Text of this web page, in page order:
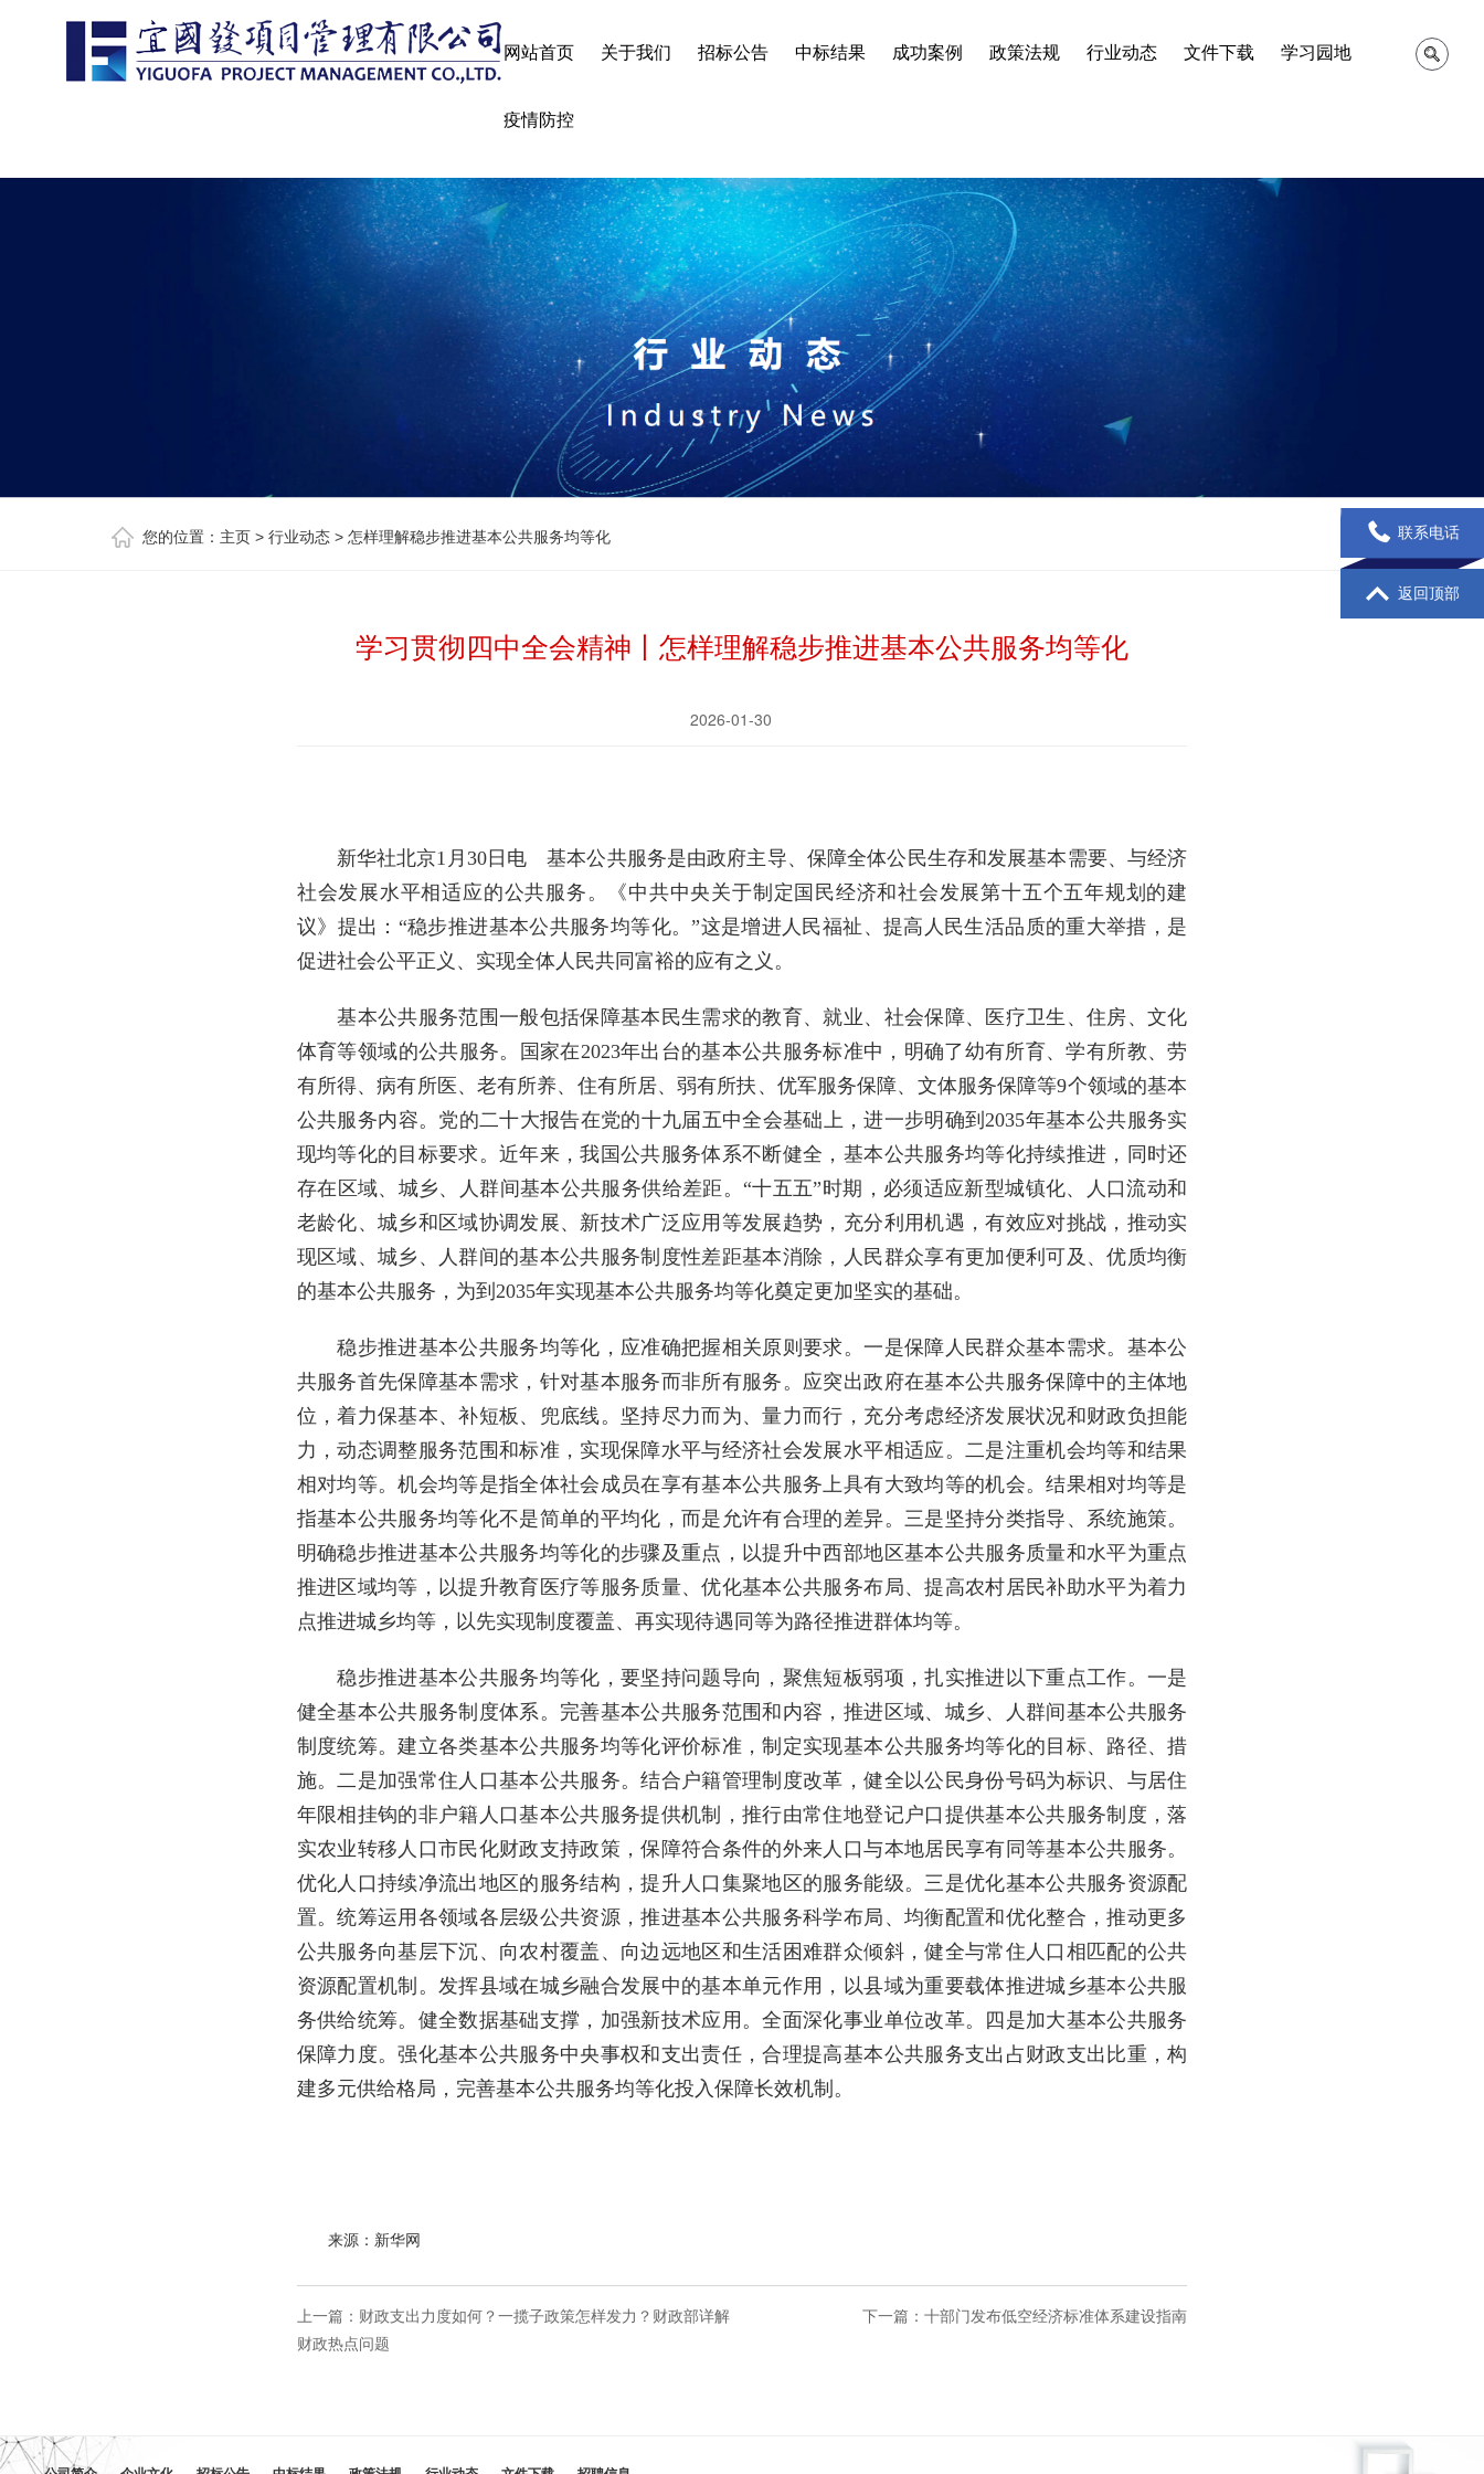
网站首页 关于我们 招标公告 中标结果 成功案例 政策法规 行业动态 文件下载 学习园地
疫情防控
您的位置： 主页> 行业动态> 怎样理解稳步推进基本公共服务均等化
学习贯彻四中全会精神丨怎样理解稳步推进基本公共服务均等化
2026-01-30
新华社北京1月30日电 基本公共服务是由政府主导、保障全体公民生存和发展基本需要、与经济
社会发展水平相适应的公共服务。《中共中央关于制定国民经济和社会发展第十五个五年规划的建
议》提出：“稳步推进基本公共服务均等化。”这是增进人民福祉、提高人民生活品质的重大举措，是
促进社会公平正义、实现全体人民共同富裕的应有之义。
基本公共服务范围一般包括保障基本民生需求的教育、就业、社会保障、医疗卫生、住房、文化
体育等领域的公共服务。国家在2023年出台的基本公共服务标准中，明确了幼有所育、学有所教、劳
有所得、病有所医、老有所养、住有所居、弱有所扶、优军服务保障、文体服务保障等9个领域的基本
公共服务内容。党的二十大报告在党的十九届五中全会基础上，进一步明确到2035年基本公共服务实
现均等化的目标要求。近年来，我国公共服务体系不断健全，基本公共服务均等化持续推进，同时还
存在区域、城乡、人群间基本公共服务供给差距。“十五五”时期，必须适应新型城镇化、人口流动和
老龄化、城乡和区域协调发展、新技术广泛应用等发展趋势，充分利用机遇，有效应对挑战，推动实
现区域、城乡、人群间的基本公共服务制度性差距基本消除，人民群众享有更加便利可及、优质均衡
的基本公共服务，为到2035年实现基本公共服务均等化奠定更加坚实的基础。
稳步推进基本公共服务均等化，应准确把握相关原则要求。一是保障人民群众基本需求。基本公
共服务首先保障基本需求，针对基本服务而非所有服务。应突出政府在基本公共服务保障中的主体地
位，着力保基本、补短板、兜底线。坚持尽力而为、量力而行，充分考虑经济发展状况和财政负担能
力，动态调整服务范围和标准，实现保障水平与经济社会发展水平相适应。二是注重机会均等和结果
相对均等。机会均等是指全体社会成员在享有基本公共服务上具有大致均等的机会。结果相对均等是
指基本公共服务均等化不是简单的平均化，而是允许有合理的差异。三是坚持分类指导、系统施策。
明确稳步推进基本公共服务均等化的步骤及重点，以提升中西部地区基本公共服务质量和水平为重点
推进区域均等，以提升教育医疗等服务质量、优化基本公共服务布局、提高农村居民补助水平为着力
点推进城乡均等，以先实现制度覆盖、再实现待遇同等为路径推进群体均等。
稳步推进基本公共服务均等化，要坚持问题导向，聚焦短板弱项，扎实推进以下重点工作。一是
健全基本公共服务制度体系。完善基本公共服务范围和内容，推进区域、城乡、人群间基本公共服务
制度统筹。建立各类基本公共服务均等化评价标准，制定实现基本公共服务均等化的目标、路径、措
施。二是加强常住人口基本公共服务。结合户籍管理制度改革，健全以公民身份号码为标识、与居住
年限相挂钩的非户籍人口基本公共服务提供机制，推行由常住地登记户口提供基本公共服务制度，落
实农业转移人口市民化财政支持政策，保障符合条件的外来人口与本地居民享有同等基本公共服务。
优化人口持续净流出地区的服务结构，提升人口集聚地区的服务能级。三是优化基本公共服务资源配
置。统筹运用各领域各层级公共资源，推进基本公共服务科学布局、均衡配置和优化整合，推动更多
公共服务向基层下沉、向农村覆盖、向边远地区和生活困难群众倾斜，健全与常住人口相匹配的公共
资源配置机制。发挥县域在城乡融合发展中的基本单元作用，以县域为重要载体推进城乡基本公共服
务供给统筹。健全数据基础支撑，加强新技术应用。全面深化事业单位改革。四是加大基本公共服务
保障力度。强化基本公共服务中央事权和支出责任，合理提高基本公共服务支出占财政支出比重，构
建多元供给格局，完善基本公共服务均等化投入保障长效机制。
来源：新华网
上一篇： 财政支出力度如何？一揽子政策怎样发力？财政部详解
财政热点问题
下一篇：十部门发布低空经济标准体系建设指南
联系电话
返回顶部